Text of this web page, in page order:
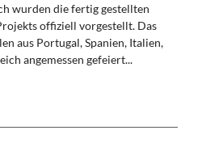
wurden die fertig gestellten
offiziell vorgestellt. Das
aus Portugal, Spanien, Italien,
angemessen gefeiert...